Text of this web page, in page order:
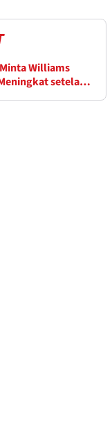
Williams
setelah